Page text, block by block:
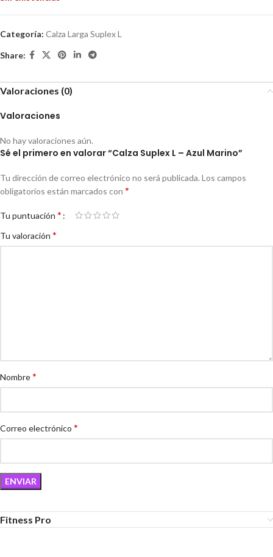
Categoría: Calza Larga Suplex L
Share:
Valoraciones (0)
Valoraciones
No hay valoraciones aún.
Sé el primero en valorar “Calza Suplex L – Azul Marino”
Tu dirección de correo electrónico no será publicada. Los campos
obligatorios están marcados con *
Tu puntuación *
Tu valoración *
Nombre*
Correo electrónico *
Fitness Pro